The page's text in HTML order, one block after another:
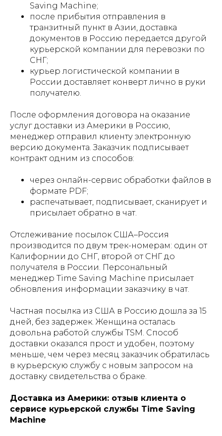
Saving Machine;
после прибытия отправления в
транзитный пункт в Азии, доставка
документов в Россию передается другой
курьерской компании для перевозки по
СНГ;
курьер логистической компании в
России доставляет конверт лично в руки
получателю.
После оформления договора на оказание
услуг доставки из Америки в Россию,
менеджер отправил клиенту электронную
версию документа. Заказчик подписывает
контракт одним из способов:
через онлайн-сервис обработки файлов в
формате PDF;
распечатывает, подписывает, сканирует и
присылает обратно в чат.
Отслеживание посылок США–Россия
производится по двум трек-номерам: один от
Калифорнии до СНГ, второй от СНГ до
получателя в России. Персональный
менеджер Time Saving Machine присылает
обновления информации заказчику в чат.
Частная посылка из США в Россию дошла за 15
дней, без задержек. Женщина осталась
довольна работой службы TSM. Способ
доставки оказался прост и удобен, поэтому
меньше, чем через месяц заказчик обратилась
в курьерскую службу с новым запросом на
доставку свидетельства о браке.
Доставка из Америки: отзыв клиента о
сервисе курьерской службы Time Saving
Machine